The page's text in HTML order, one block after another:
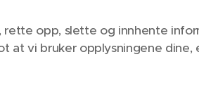
opp, slette og innhente
at vi bruker opplysningene dine,